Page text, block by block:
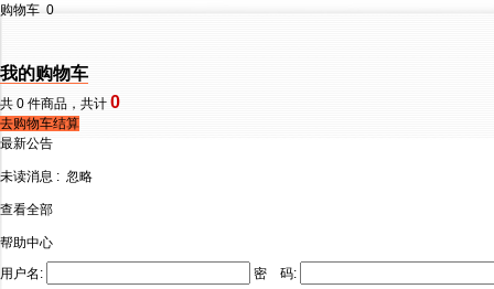
购物车 0
我的购物车
共 0 件商品，共计 0
去购物车结算
最新公告
未读消息 : 忽略
查看全部
帮助中心
用户名:
密 码: